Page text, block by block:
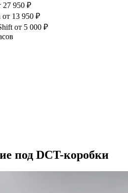
27 950 ₽
от 13 950 ₽
от 5 000 ₽
под DCT-коробки